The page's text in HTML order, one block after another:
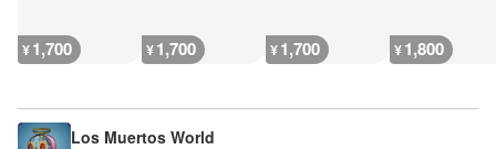
¥1,700 ¥1,700 ¥1,700 ¥1,800
Los Muertos World